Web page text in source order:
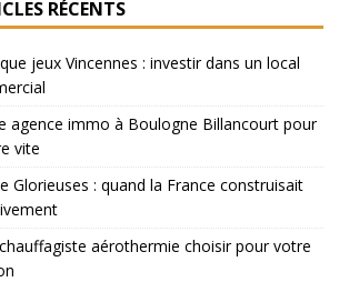
RÉCENTS
jeux Vincennes : investir dans un local
agence immo à Boulogne Billancourt pour
vite
Glorieuses : quand la France construisait
aérothermie choisir pour votre